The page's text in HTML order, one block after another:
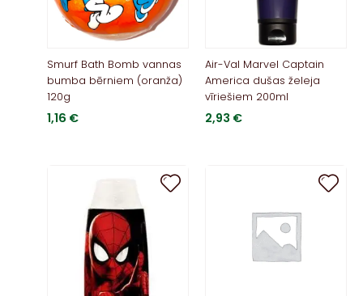
Smurf Bath Bomb vannas
bumba bērniem (oranža)
120g
1,16 €
Air-Val Marvel Captain
America dušas želeja
vīriešiem 200ml
2,93 €